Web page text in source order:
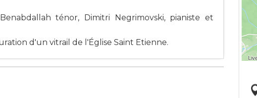
ténor, Dimitri Negrimovski, pianiste et
d'un vitrail de l'Église Saint Etienne.